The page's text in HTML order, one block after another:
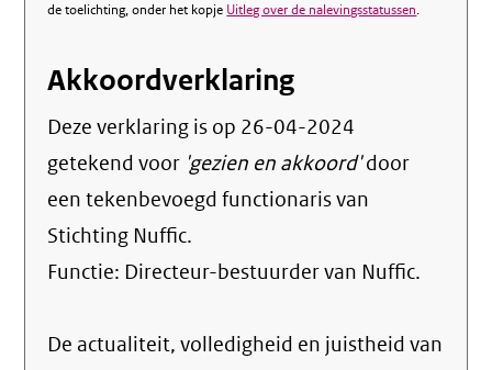
de toelichting, onder het kopje Uitleg over de nalevingsstatussen.
Akkoordverklaring
Deze verklaring is op 26-04-2024
getekend voor 'gezien en akkoord'door
een tekenbevoegd functionaris van
Stichting Nuffic.
Functie: Directeur-bestuurder van Nuffic.
De actualiteit, volledigheid en juistheid van